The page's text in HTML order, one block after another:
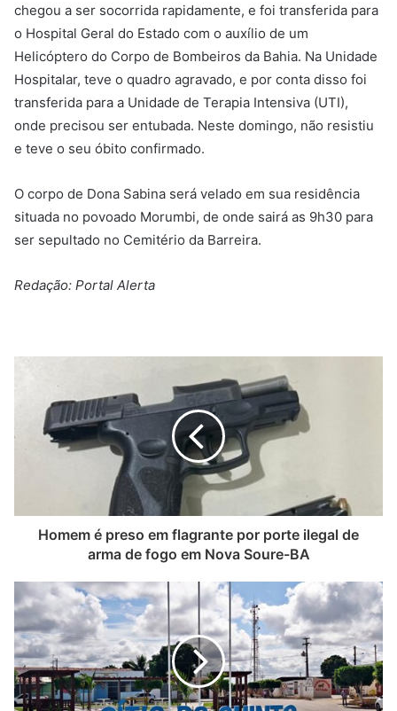
chegou a ser socorrida rapidamente, e foi transferida para
o Hospital Geral do Estado com o auxílio de um
Helicóptero do Corpo de Bombeiros da Bahia. Na Unidade
Hospitalar, teve o quadro agravado, e por conta disso foi
transferida para a Unidade de Terapia Intensiva (UTI),
onde precisou ser entubada. Neste domingo, não resistiu
e teve o seu óbito confirmado.
O corpo de Dona Sabina será velado em sua residência
situada no povoado Morumbi, de onde sairá as 9h30 para
ser sepultado no Cemitério da Barreira.
Redação: Portal Alerta
Homem é preso em flagrante por porte ilegal de
arma de fogo em Nova Soure-BA